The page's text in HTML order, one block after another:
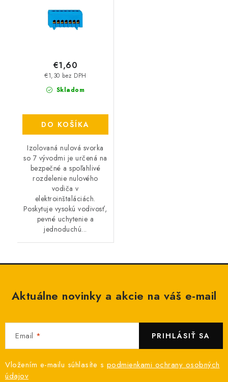
Skladom
€1,30 bez DPH
€1,60
DO KOŠÍKA
Izolovaná nulová svorka
so 7 vývodmi je určená na
bezpečné a spoľahlivé
rozdelenie nulového
vodiča v
elektroinštaláciách.
Poskytuje vysokú vodivosť,
pevné uchytenie a
jednoduchú...
Aktuálne novinky a akcie na váš e-mail
Email
Vložením e-mailu súhlasíte s podmienkami ochrany osobných
údajov
PRIHLÁSIŤ SA